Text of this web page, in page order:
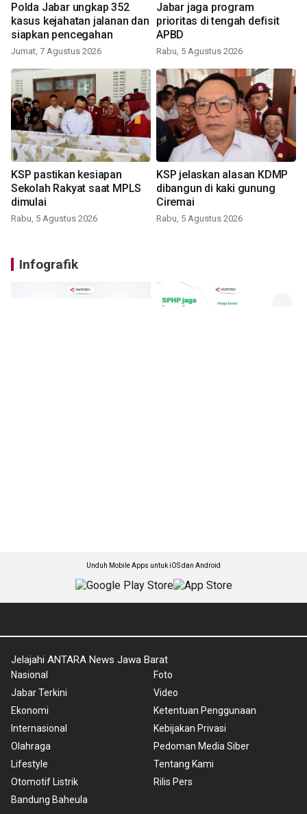
Polda Jabar ungkap 352
kasus kejahatan jalanan dan
siapkan pencegahan
Jumat, 7 Agustus 2026
Jabar jaga program
prioritas di tengah defisit
APBD
Rabu, 5 Agustus 2026
KSP pastikan kesiapan
Sekolah Rakyat saat MPLS
dimulai
Rabu, 5 Agustus 2026
KSP jelaskan alasan KDMP
dibangun di kaki gunung
Ciremai
Rabu, 5 Agustus 2026
Infografik
Unduh Mobile Apps untuk iOS dan Android
Jelajahi ANTARA News Jawa Barat
Nasional
Jabar Terkini
Ekonomi
Internasional
Olahraga
Lifestyle
Otomotif Listrik
Bandung Baheula
Foto
Video
Ketentuan Penggunaan
Kebijakan Privasi
Pedoman Media Siber
Tentang Kami
Rilis Pers